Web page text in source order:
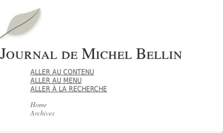
Journal de Michel Bellin
ALLER AU CONTENU
ALLER AU MENU
ALLER À LA RECHERCHE
Home
Archives